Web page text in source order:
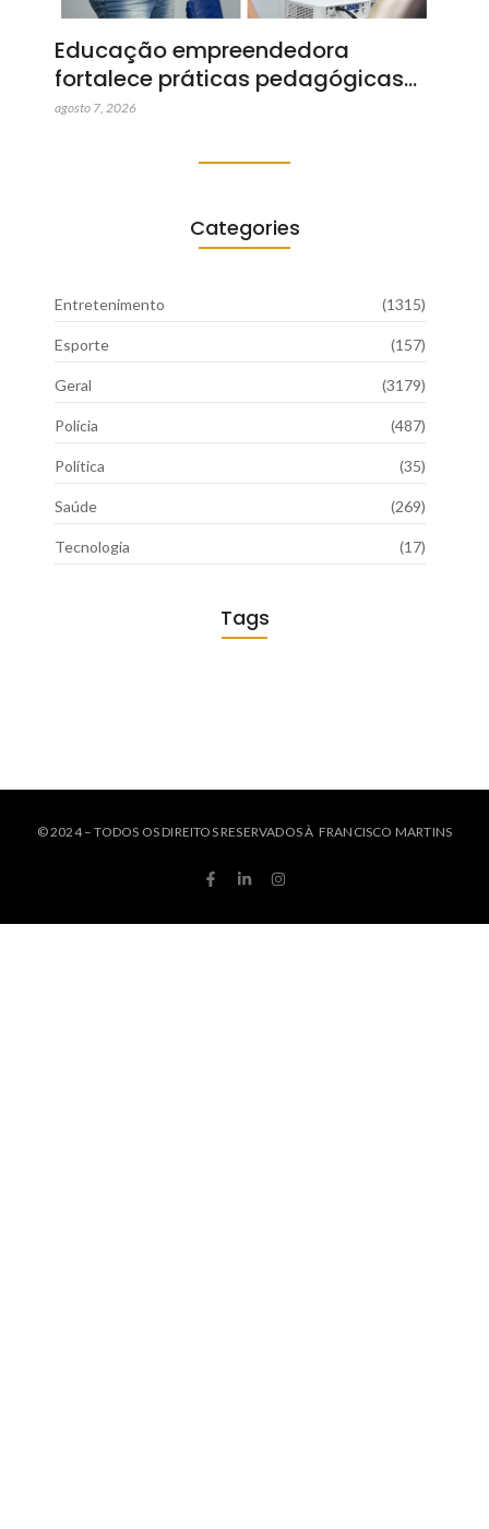
Educação empreendedora
fortalece práticas pedagógicas…
agosto 7, 2026
Categories
Entretenimento (1315)
Esporte (157)
Geral (3179)
Polícia (487)
Política (35)
Saúde (269)
Tecnologia (17)
Tags
© 2024 – TODOS OS DIREITOS RESERVADOS À FRANCISCO MARTINS